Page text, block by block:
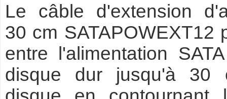
Le câble d'extension
30 cm SATAPOWEXT12
entre l'alimentation
disque dur jusqu'à 30